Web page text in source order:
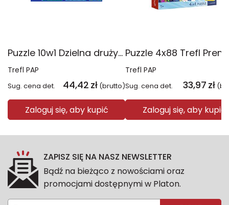
Puzzle 10w1 Dzielna drużyna Psiego Patrolu 96012
Trefl PAP
Sug. cena det. 44,42 zł (brutto)
Zaloguj się, aby kupić
Trefl PAP
Sug. cena det. 33,97 zł
Zaloguj się, aby kupić
ZAPISZ SIĘ NA NASZ NEWSLETTER
Bądź na bieżąco z nowościami oraz
promocjami dostępnymi w Platon.